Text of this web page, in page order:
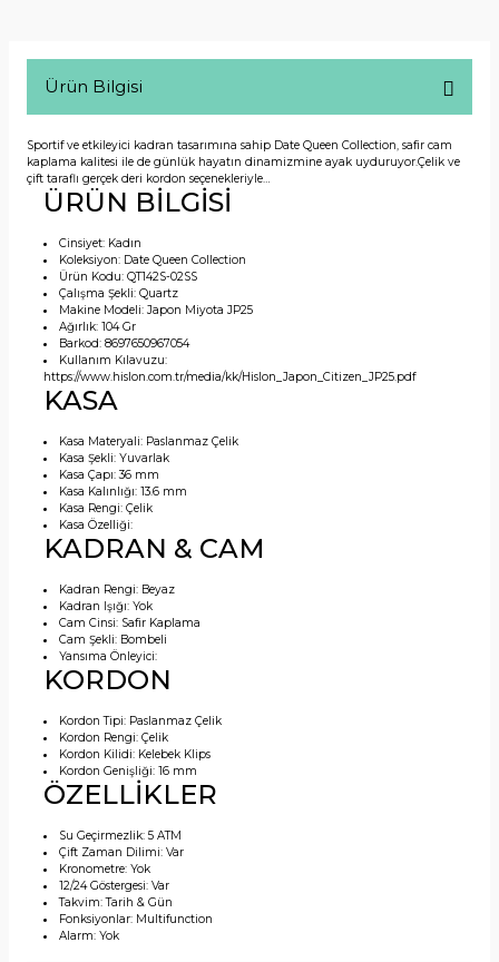
Ürün Bilgisi
Sportif ve etkileyici kadran tasarımına sahip Date Queen Collection, safir cam
kaplama kalitesi ile de günlük hayatın dinamizmine ayak uyduruyor.Çelik ve
çift taraflı gerçek deri kordon seçenekleriyle…
ÜRÜN BİLGİSİ
Cinsiyet: Kadın
Koleksiyon: Date Queen Collection
Ürün Kodu:QT142S-02SS
Çalışma Şekli:Quartz
Makine Modeli:Japon Miyota JP25
Ağırlık:104 Gr
Barkod:8697650967054
Kullanım Kılavuzu:
https://www.hislon.com.tr/media/kk/Hislon_Japon_Citizen_JP25.pdf
KASA
Kasa Materyali: Paslanmaz Çelik
Kasa Şekli:Yuvarlak
Kasa Çapı:36 mm
Kasa Kalınlığı:13.6 mm
Kasa Rengi:Çelik
Kasa Özelliği:
KADRAN & CAM
Kadran Rengi: Beyaz
Kadran Işığı:Yok
Cam Cinsi: Safir Kaplama
Cam Şekli: Bombeli
Yansıma Önleyici:
KORDON
Kordon Tipi: Paslanmaz Çelik
Kordon Rengi:Çelik
Kordon Kilidi: Kelebek Klips
Kordon Genişliği:16 mm
ÖZELLİKLER
Su Geçirmezlik:5 ATM
Çift Zaman Dilimi:Var
Kronometre:Yok
12/24 Göstergesi:Var
Takvim:Tarih & Gün
Fonksiyonlar: Multifunction
Alarm:Yok